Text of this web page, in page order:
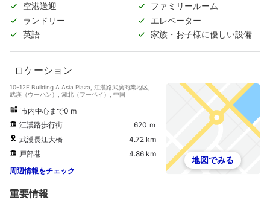
空港送迎
ファミリールーム
ランドリー
エレベーター
英語
家族・お子様に優しい設備
ロケーション
10-12F Building A Asia Plaza, 江漢路武廣商業地区,
武漢（ウーハン）, 湖北（フーベイ）, 中国
市内中心まで0 m
江漢路歩行街
620 ｍ
武漢長江大橋
4.72 km
戸部巷
4.86 km
周辺情報をチェック
地図でみる
重要情報